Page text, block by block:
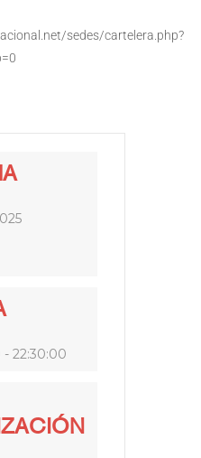
sedes/cartelera.php?
22:30:00